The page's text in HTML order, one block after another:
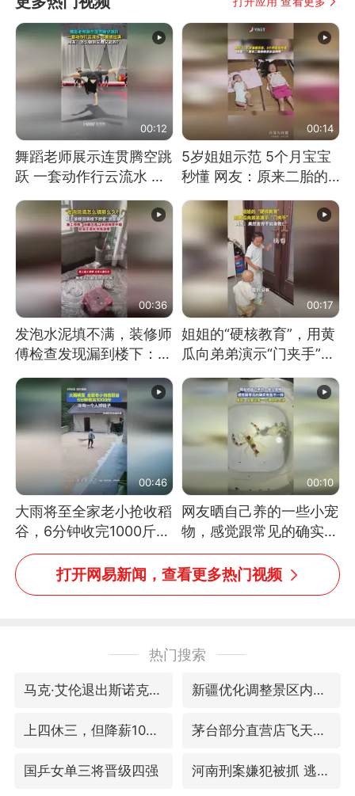
00:12
舞蹈老师展示连贯腾空跳
跃 一套动作行云流水 节
到又舞又武的？
00:14
5岁姐姐示范 5个月宝宝
秒懂 网友：原来二胎的
00:36
发泡水泥填不满，装修师
傅检查发现漏到楼下：出
00:17
姐姐的“硬核教育”，用黄
瓜向弟弟演示“门夹手”，
教！
00:46
大雨将至全家老小抢收稻
谷，6分钟收完1000斤，
没有一个人掉链子
00:10
网友晒自己养的一些小宠
物，感觉跟常见的确实有
些不一样
打开网易新闻，查看更多热门视频
热门搜索
马克·艾伦退出斯诺克中国公开赛 新疆优化调整景区内自驾服务费
上四休三，但降薪1000元，你接受吗？ 茅台部分直营店飞天茅台提价
国乒女单三将晋级四强 河南刑案嫌犯被抓 逃窜时伤害多人